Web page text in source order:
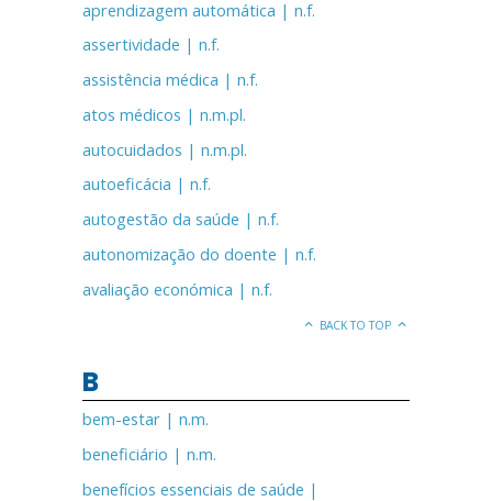
aprendizagem automática | n.f.
assertividade | n.f.
assistência médica | n.f.
atos médicos | n.m.pl.
autocuidados | n.m.pl.
autoeficácia | n.f.
autogestão da saúde | n.f.
autonomização do doente | n.f.
avaliação económica | n.f.
BACK TO TOP
B
bem-estar | n.m.
beneficiário | n.m.
benefícios essenciais de saúde |